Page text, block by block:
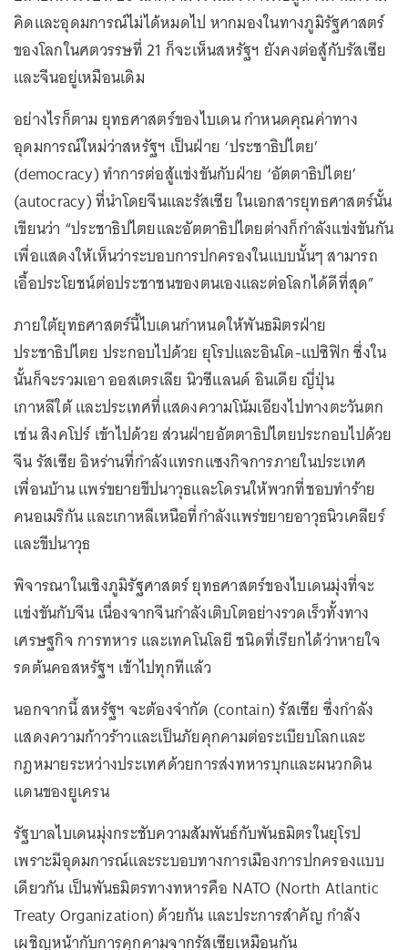
คิดและอุดมการณ์ไม่ได้หมดไป หากมองในทางภูมิรัฐศาสตร์
ของโลกในศตวรรษที่ 21 ก็จะเห็นสหรัฐฯ ยังคงต่อสู้กับรัสเซีย
และจีนอยู่เหมือนเดิม
อย่างไรก็ตาม ยุทธศาสตร์ของไบเดน กำหนดคุณค่าทาง
อุดมการณ์ใหม่ว่าสหรัฐฯ เป็นฝ่าย ‘ประชาธิปไตย’
(democracy) ทำการต่อสู้แข่งขันกับฝ่าย ‘อัตตาธิปไตย’
(autocracy) ที่นำโดยจีนและรัสเซีย ในเอกสารยุทธศาสตร์นั้น
เขียนว่า “ประชาธิปไตยและอัตตาธิปไตยต่างก็กำลังแข่งขันกัน
เพื่อแสดงให้เห็นว่าระบอบการปกครองในแบบนั้นๆ สามารถ
เอื้อประโยชน์ต่อประชาชนของตนเองและต่อโลกได้ดีที่สุด”
ภายใต้ยุทธศาสตร์นี้ไบเดนกำหนดให้พันธมิตรฝ่าย
ประชาธิปไตย ประกอบไปด้วย ยุโรปและอินโด-แปซิฟิก ซึ่งใน
นั้นก็จะรวมเอา ออสเตรเลีย นิวซีแลนด์ อินเดีย ญี่ปุ่น
เกาหลีใต้ และประเทศที่แสดงความโน้มเอียงไปทางตะวันตก
เช่น สิงคโปร์ เข้าไปด้วย ส่วนฝ่ายอัตตาธิปไตยประกอบไปด้วย
จีน รัสเซีย อิหร่านที่กำลังแทรกแซงกิจการภายในประเทศ
เพื่อนบ้าน แพร่ขยายขีปนาวุธและโดรนให้พวกที่ชอบทำร้าย
คนอเมริกัน และเกาหลีเหนือที่กำลังแพร่ขยายอาวุธนิวเคลียร์
และขีปนาวุธ
พิจารณาในเชิงภูมิรัฐศาสตร์ ยุทธศาสตร์ของไบเดนมุ่งที่จะ
แข่งขันกับจีน เนื่องจากจีนกำลังเติบโตอย่างรวดเร็วทั้งทาง
เศรษฐกิจ การทหาร และเทคโนโลยี ชนิดที่เรียกได้ว่าหายใจ
รดต้นคอสหรัฐฯ เข้าไปทุกทีแล้ว
นอกจากนี้ สหรัฐฯ จะต้องจำกัด (contain) รัสเซีย ซึ่งกำลัง
แสดงความก้าวร้าวและเป็นภัยคุกคามต่อระเบียบโลกและ
กฎหมายระหว่างประเทศด้วยการส่งทหารบุกและผนวกดิน
แดนของยูเครน
รัฐบาลไบเดนมุ่งกระชับความสัมพันธ์กับพันธมิตรในยุโรป
เพราะมีอุดมการณ์และระบอบทางการเมืองการปกครองแบบ
เดียวกัน เป็นพันธมิตรทางทหารคือ NATO (North Atlantic
Treaty Organization) ด้วยกัน และประการสำคัญ กำลัง
เผชิญหน้ากับการคุกคามจากรัสเซียเหมือนกัน